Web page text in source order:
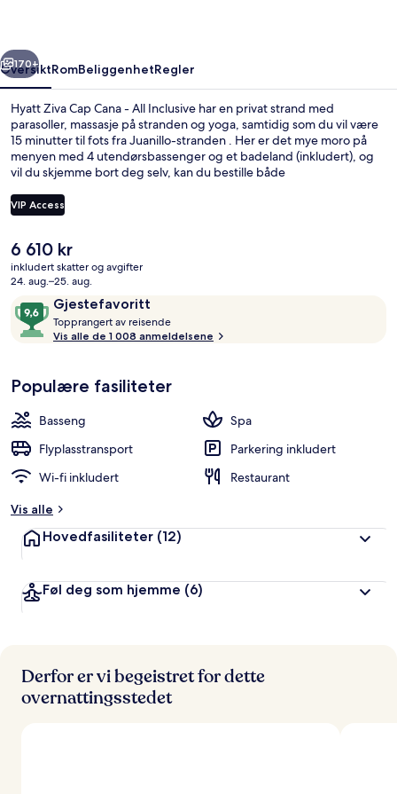
Inclusive
Neste
170+
OversiktRomBeliggenhetRegler
Hyatt Ziva Cap Cana - All Inclusive har en privat strand med
parasoller, massasje på stranden og yoga, samtidig som du vil være
15 minutter til fots fra Juanillo-stranden . Her er det mye moro på
menyen med 4 utendørsbassenger og et badeland (inkludert), og
vil du skjemme bort deg selv, kan du bestille både
spaavdelingen. Tempest Table (én av 7 restauranter) byr på asiatiske
retter og serverer middag. Andre høydepunkter på dette resort-
elvebane og en barneklubb (inkludert). Bassenget og den vennlige
betjeningen får mye skryt fra andre reisende.
VIP Access
Den
nåværende
prisen
6 610 kr
6 610 kr
inkludert skatter og avgifter
24. aug.–25. aug.
AnmeldelserGjestefavoritt
9,6
av
10,
Topprangert av reisende
o
v
i
e
Vis alle de 1 008 anmeldelsene
Populære fasiliteter
Basseng
Spa
Flyplasstransport
Parkering inkludert
Wi-fi inkludert
Restaurant
Vis alle
Hovedfasiliteter (12)
Føl deg som hjemme (6)
Derfor er vi begeistret for dette
overnattingsstedet